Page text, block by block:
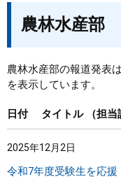
くらし・環境
教育・文化・スポーツ
しごと・産業・観光
農林水産部
農林水産部の報道発表は
を表示しています。
日付 タイトル 担当
2025年12月2日
令和7年度受験生を応援